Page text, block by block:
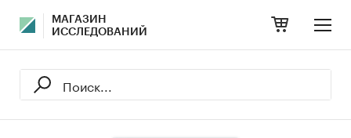
МАГАЗИН
ИССЛЕДОВАНИЙ